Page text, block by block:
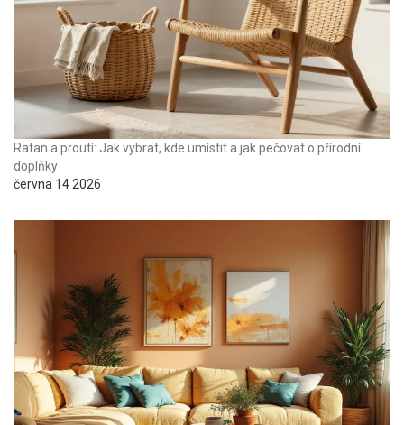
Ratan a proutí: Jak vybrat, kde umístit a jak pečovat o přírodní
doplňky
června 14 2026